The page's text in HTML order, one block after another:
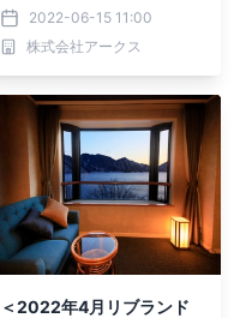
してリニューアルOPE
N！】
2022-06-15 11:00
株式会社アークス
＜2022年4月リブランド